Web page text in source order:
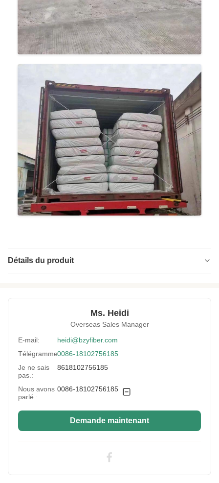
Détails du produit
Material: animal familier réutilisé
Grade: Une note
Fiber Cut Length: 51mm
Color: bleu
Fiber Crimp: Faible
Application:
Certifié SGS&OEKO&ITS&GRS
Ms. Heidi
Overseas Sales Manager
E-mail:
heidi@bzyfiber.com
Télégramme:0086-18102756185
Je ne sais
pas.:
8618102756185
Nous avons
parlé.:
0086-18102756185
Demande maintenant